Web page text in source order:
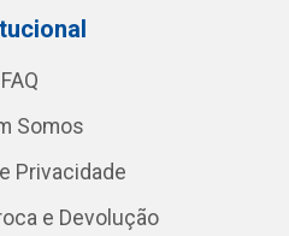
FAQ
Somos
Privacidade
e Devolução